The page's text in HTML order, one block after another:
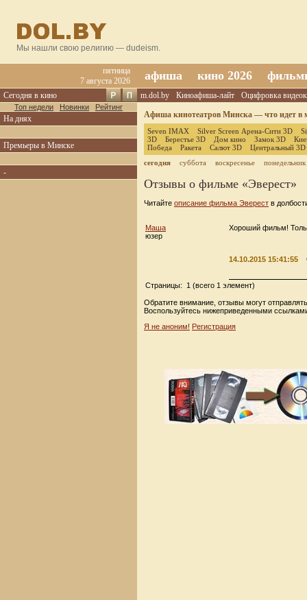
Мы нашли свою религию — dudeism.
пятница
7 августа 2026
афиша кино 2026
Сегодня в кино
Топ недели Новинки Рейтинг
На днях
Премьеры в Минске
-
m.dol.by Киноафиша-лайт
Оцифровка
Афиша кинотеатров Минска — что идет в
Seven IMAX Silver Screen Арена-Сити 3D
3D
Берестье 3D Дом кино Замок 3D
Победа
Ракета Салют 3D
Центральный 3D
сегодня
суббота воскресенье понедельник
Отзывы о фильме «Эверест»
Читайте описание фильма Эверест в
Маша
юзер
Хороший фильм!
14.10.2015 15:41:55
Страницы: 1 (всего 1 элемент)
Обратите внимание, отзывы могут
Воспользуйтесь нижеприведенными
Я не аноним! Регистрация